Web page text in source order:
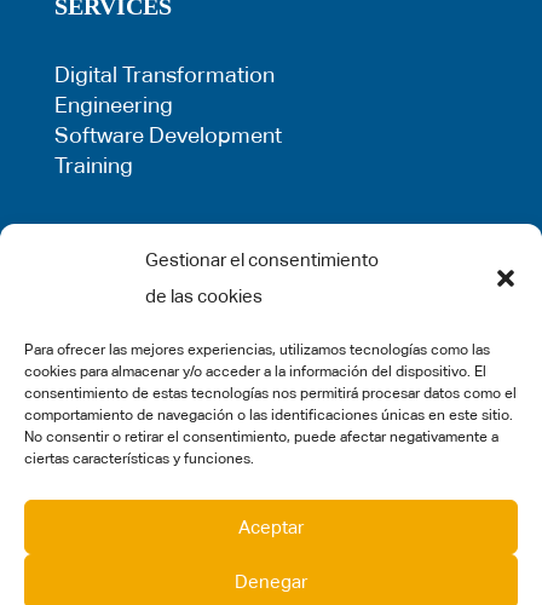
Gestionar el consentimiento
de las cookies
Para ofrecer las mejores experiencias, utilizamos tecnologías como las
cookies para almacenar y/o acceder a la información del dispositivo. El
consentimiento de estas tecnologías nos permitirá procesar datos como el
comportamiento de navegación o las identificaciones únicas en este sitio.
No consentir o retirar el consentimiento, puede afectar negativamente a
ciertas características y funciones.
Aceptar
Denegar
SERVICES
Digital Transformation
Engineering
Software Development
Training
Privacy Policy
Cookie Policy
Legal Warning
Complaints